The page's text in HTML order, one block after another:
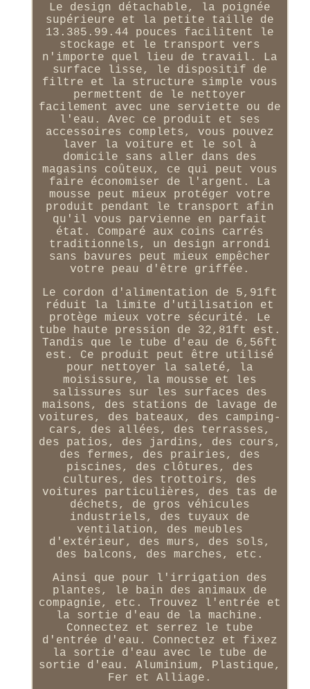
Le design détachable, la poignée
supérieure et la petite taille de
13.385.99.44 pouces facilitent le
stockage et le transport vers
n'importe quel lieu de travail. La
surface lisse, le dispositif de
filtre et la structure simple vous
permettent de le nettoyer
facilement avec une serviette ou de
l'eau. Avec ce produit et ses
accessoires complets, vous pouvez
laver la voiture et le sol à
domicile sans aller dans des
magasins coûteux, ce qui peut vous
faire économiser de l'argent. La
mousse peut mieux protéger votre
produit pendant le transport afin
qu'il vous parvienne en parfait
état. Comparé aux coins carrés
traditionnels, un design arrondi
sans bavures peut mieux empêcher
votre peau d'être griffée.
Le cordon d'alimentation de 5,91ft
réduit la limite d'utilisation et
protège mieux votre sécurité. Le
tube haute pression de 32,81ft est.
Tandis que le tube d'eau de 6,56ft
est. Ce produit peut être utilisé
pour nettoyer la saleté, la
moisissure, la mousse et les
salissures sur les surfaces des
maisons, des stations de lavage de
voitures, des bateaux, des camping-
cars, des allées, des terrasses,
des patios, des jardins, des cours,
des fermes, des prairies, des
piscines, des clôtures, des
cultures, des trottoirs, des
voitures particulières, des tas de
déchets, de gros véhicules
industriels, des tuyaux de
ventilation, des meubles
d'extérieur, des murs, des sols,
des balcons, des marches, etc.
Ainsi que pour l'irrigation des
plantes, le bain des animaux de
compagnie, etc. Trouvez l'entrée et
la sortie d'eau de la machine.
Connectez et serrez le tube
d'entrée d'eau. Connectez et fixez
la sortie d'eau avec le tube de
sortie d'eau. Aluminium, Plastique,
Fer et Alliage.